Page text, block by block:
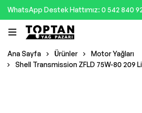
WhatsApp Destek Hattımız: 0 542 840 92
Ana Sayfa Ürünler
Motor Yağları
Shell Transmission ZFLD 75W-80 209